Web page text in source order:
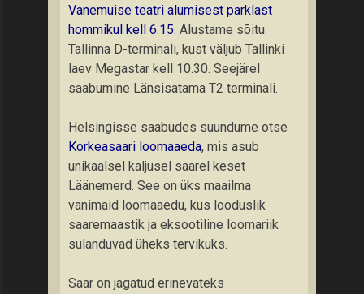
Vanemuise teatri alumisest parklast
hommikul kell 6.15. Alustame sõitu
Tallinna D-terminali, kust väljub Tallinki
laev Megastar kell 10.30. Seejärel
saabumine Länsisatama T2 terminali.
Helsingisse saabudes suundume otse
Korkeasaari loomaaeda, mis asub
unikaalsel kaljusel saarel keset
Läänemerd. See on üks maailma
vanimaid loomaaedu, kus looduslik
saaremaastik ja eksootiline loomariik
sulanduvad üheks tervikuks.
Saar on jagatud erinevateks